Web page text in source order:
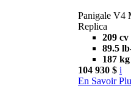
Panigale V4
Replica
209 cv
89.5
187 kg
104 930 $ i
En Savoir